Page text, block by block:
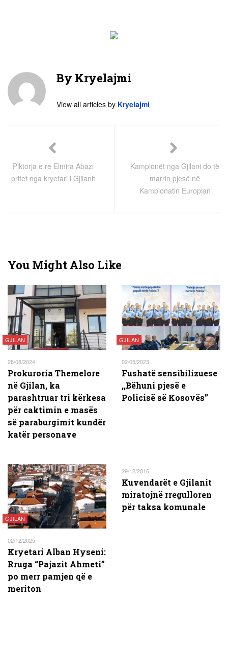
By Kryelajmi
View all articles by Kryelajmi
Piktorja e re Elmira Abazi
pritet nga kryetari i Gjilanit
Kampionët nga Gjilani do të
marrin pjesë në
Kampionatin Europian
You Might Also Like
GJILAN
28/08/2024
Prokuroria Themelore
në Gjilan, ka
parashtruar tri kërkesa
për caktimin e masës
së paraburgimit kundër
katër personave
GJILAN
02/05/2023
Fushatë sensibilizuese
,,Bëhuni pjesë e
Policisë së Kosovës’’
GJILAN
02/12/2025
Kryetari Alban Hyseni:
Rruga “Pajazit Ahmeti”
po merr pamjen që e
meriton
29/12/2016
Kuvendarët e Gjilanit
miratojnë rregulloren
për taksa komunale